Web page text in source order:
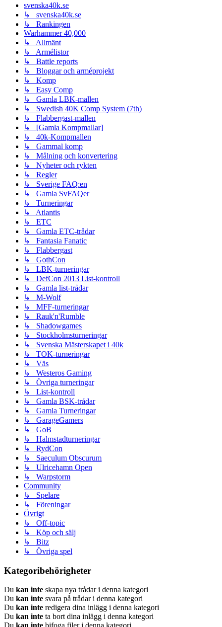
svenska40k.se
↳ svenska40k.se
↳ Rankingen
Warhammer 40,000
↳ Allmänt
↳ Armélistor
↳ Battle reports
↳ Bloggar och arméprojekt
↳ Komp
↳ Easy Comp
↳ Gamla LBK-mallen
↳ Swedish 40K Comp System (7th)
↳ Flabbergast-mallen
↳ [Gamla Kompmallar]
↳ 40k-Kompmallen
↳ Gammal komp
↳ Målning och konvertering
↳ Nyheter och rykten
↳ Regler
↳ Sverige FAQ:en
↳ Gamla SvFAQer
↳ Turneringar
↳ Atlantis
↳ ETC
↳ Gamla ETC-trådar
↳ Fantasia Fanatic
↳ Flabbergast
↳ GothCon
↳ LBK-turneringar
↳ DefCon 2013 List-kontroll
↳ Gamla list-trådar
↳ M-Wolf
↳ MFF-turneringar
↳ Rauk'n'Rumble
↳ Shadowgames
↳ Stockholmsturneringar
↳ Svenska Mästerskapet i 40k
↳ TOK-turneringar
↳ Väs
↳ Westeros Gaming
↳ Övriga turneringar
↳ List-kontroll
↳ Gamla BSK-trådar
↳ Gamla Turneringar
↳ GarageGamers
↳ GoB
↳ Halmstadturneringar
↳ RydCon
↳ Saeculum Obscurum
↳ Ulricehamn Open
↳ Warpstorm
Community
↳ Spelare
↳ Föreningar
Övrigt
↳ Off-topic
↳ Köp och sälj
↳ Bitz
↳ Övriga spel
Kategoribehörigheter
Du kan inte skapa nya trådar i denna kategori
Du kan inte svara på trådar i denna kategori
Du kan inte redigera dina inlägg i denna kategori
Du kan inte ta bort dina inlägg i denna kategori